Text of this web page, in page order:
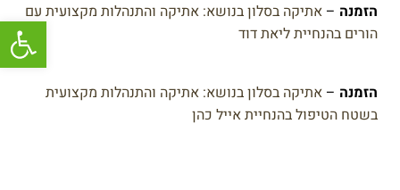
הזמנה – אתיקה בסלון בנושא: אתיקה והתנהלות מקצועית עם
הורים בהנחיית ליאת דוד
הזמנה – אתיקה בסלון בנושא: אתיקה והתנהלות מקצועית
בשטח הטיפול בהנחיית אייל כהן